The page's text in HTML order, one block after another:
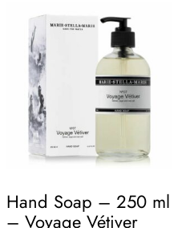
Hand Soap – 250 ml
– Voyage Vétiver